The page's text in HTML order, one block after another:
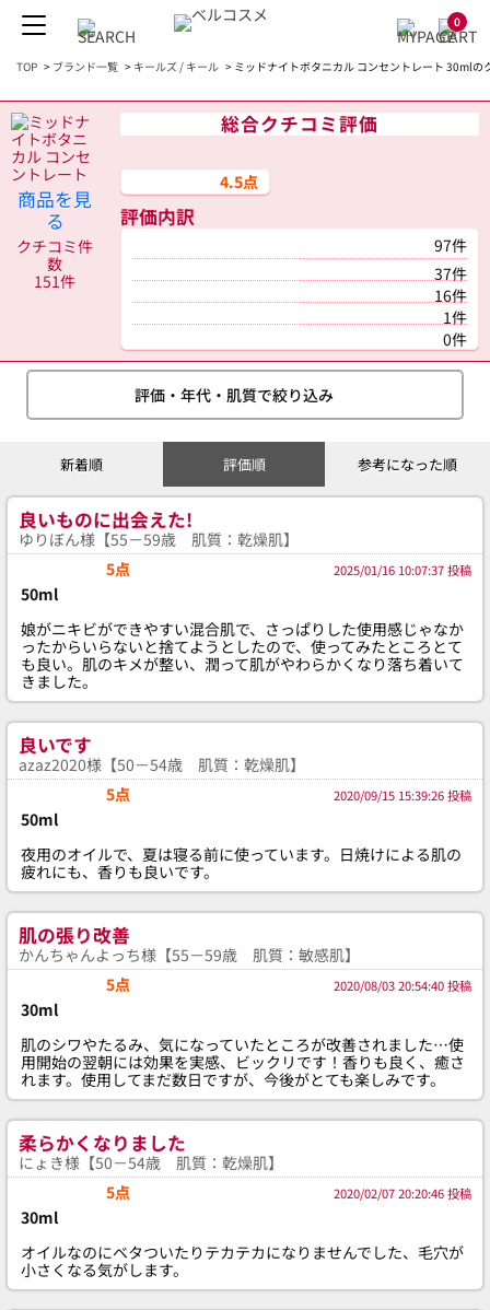
0
TOP > ブランド一覧 > キールズ / キール > ミッドナイトボタニカル コンセントレート 30mlの
商品を見
る
クチコミ件
数
151件
総合クチコミ評価
4.5点
評価内訳
97件
37件
16件
1件
0件
評価・年代・肌質で絞り込み
新着順 評価順 参考になった順
良いものに出会えた!
ゆりぼん様【55－59歳 肌質：乾燥肌】
5点
2025/01/16 10:07:37 投稿
50ml
娘がニキビができやすい混合肌で、さっぱりした使用感じゃなか
ったからいらないと捨てようとしたので、使ってみたところとて
も良い。肌のキメが整い、潤って肌がやわらかくなり落ち着いて
きました。
良いです
azaz2020様【50－54歳 肌質：乾燥肌】
5点
2020/09/15 15:39:26 投稿
50ml
夜用のオイルで、夏は寝る前に使っています。日焼けによる肌の
疲れにも、香りも良いです。
肌の張り改善
かんちゃんよっち様【55－59歳 肌質：敏感肌】
5点
2020/08/03 20:54:40 投稿
30ml
肌のシワやたるみ、気になっていたところが改善されました…使
用開始の翌朝には効果を実感、ビックリです！香りも良く、癒さ
れます。使用してまだ数日ですが、今後がとても楽しみです。
柔らかくなりました
にょき様【50－54歳 肌質：乾燥肌】
5点
2020/02/07 20:20:46 投稿
30ml
オイルなのにベタついたりテカテカになりませんでした、毛穴が
小さくなる気がします。